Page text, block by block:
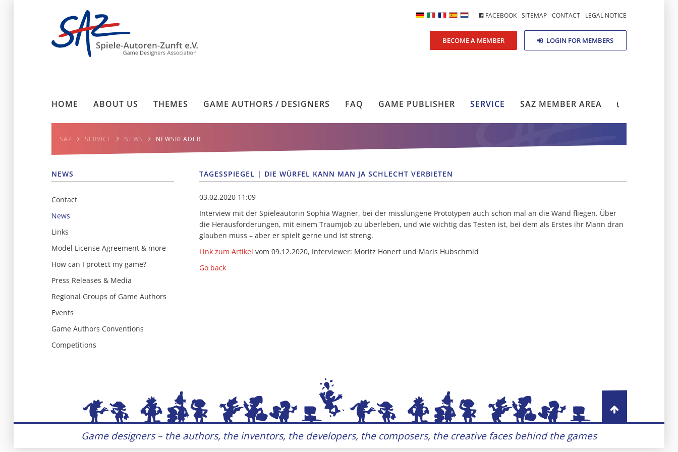
BECOME A MEMBER LOGIN FOR MEMBERS
FACEBOOK SITEMAP CONTACT LEGAL NOTICE
HOME ABOUT US THEMES GAME AUTHORS / DESIGNERS FAQ GAME PUBLISHER SERVICE SAZ MEMBER AREA
SAZ SERVICE NEWS NEWSREADER
NEWS
Contact
News
Links
Model License Agreement & more
How can I protect my game?
Press Releases & Media
Regional Groups of Game Authors
Events
Game Authors Conventions
Competitions
TAGESSPIEGEL | DIE WÜRFEL KANN MAN JA SCHLECHT VERBIETEN
03.02.2020 11:09
Interview mit der Spieleautorin Sophia Wagner, bei der misslungene Prototypen auch schon mal an die Wand fliegen. Über
die Herausforderungen, mit einem Traumjob zu überleben, und wie wichtig das Testen ist, bei dem als Erstes ihr Mann dran
glauben muss – aber er spielt gerne und ist streng.
Link zum Artikel vom 09.12.2020, Interviewer: Moritz Honert und Maris Hubschmid
Go back
Game designers – the authors, the inventors, the developers, the composers, the creative faces behind the games